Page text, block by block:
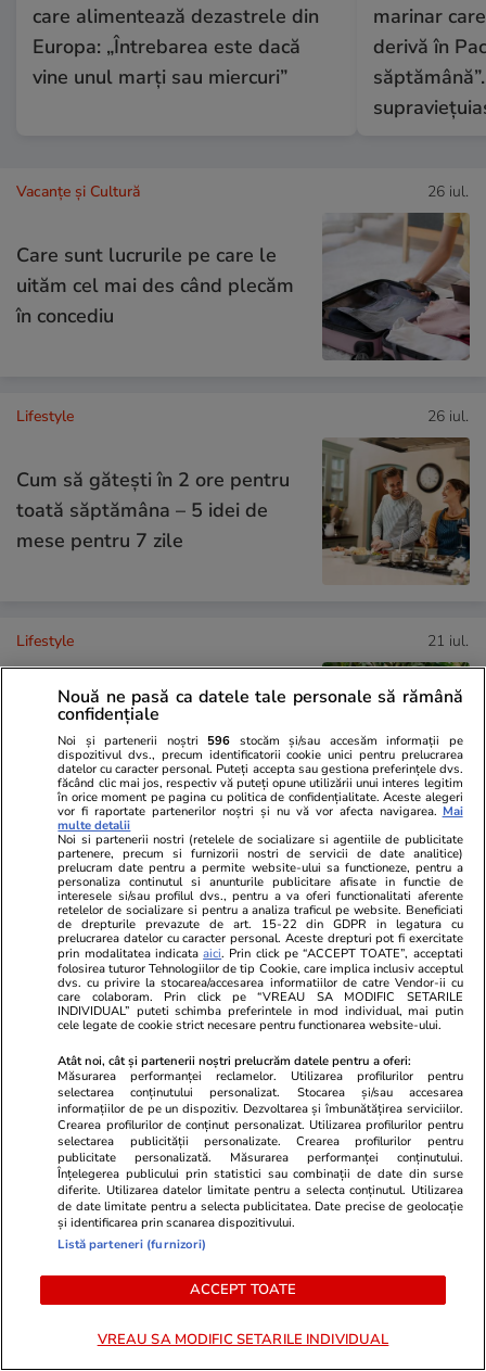
care alimentează dezastrele din
Europa: „Întrebarea este dacă
vine unul marți sau miercuri”
marinar
derivă în
Vacanțe și Cultură 26 iul.
Care sunt lucrurile pe care le
uităm cel mai des când plecăm
în concediu
Lifestyle 26 iul.
Cum să gătești în 2 ore pentru
toată săptămâna – 5 idei de
mese pentru 7 zile
Lifestyle 21 iul.
Ghidul udării corecte pe timp de
caniculă: când, cât şi cum udăm
plantele
Lifestyle 15 iul.
Combinaţii răcoritoare de apă
cu fructe şi plante aromatice
pentru vară
Știri România 27 iul.
Radu Miruță anunță că una
dintre dronele care au intrat în
spațiul aerian al României era
rusească. Originea celorlalte
două este încă verificată
Europa riscă să rămână fără
Nouă ne pasă ca datele tale personale să rămână
confidențiale
Noi și partenerii noștri 596 stocăm și/sau accesăm informații pe
dispozitivul dvs., precum identificatorii cookie unici pentru prelucrarea
datelor cu caracter personal. Puteți accepta sau gestiona preferințele dvs.
făcând clic mai jos, respectiv vă puteți opune utilizării unui interes legitim
în orice moment pe pagina cu politica de confidențialitate. Aceste alegeri
vor fi raportate partenerilor noștri și nu vă vor afecta navigarea. Mai
multe detalii
Noi si partenerii nostri (retelele de socializare si agentiile de publicitate
partenere, precum si furnizorii nostri de servicii de date analitice)
prelucram date pentru a permite website-ului sa functioneze, pentru a
personaliza continutul si anunturile publicitare afisate in functie de
interesele si/sau profilul dvs., pentru a va oferi functionalitati aferente
retelelor de socializare si pentru a analiza traficul pe website. Beneficiati
de drepturile prevazute de art. 15-22 din GDPR in legatura cu
prelucrarea datelor cu caracter personal. Aceste drepturi pot fi exercitate
prin modalitatea indicataaici. Prin click pe “ACCEPT TOATE”, acceptati
folosirea tuturor Tehnologiilor de tip Cookie, care implica inclusiv acceptul
dvs. cu privire la stocarea/accesarea informatiilor de catre Vendor-ii cu
care colaboram. Prin click pe “VREAU SA MODIFIC SETARILE
INDIVIDUAL” puteti schimba preferintele in mod individual, mai putin
cele legate de cookie strict necesare pentru functionarea website-ului.
Atât noi, cât și partenerii noștri prelucrăm datele pentru a oferi:
Măsurarea performanței reclamelor. Utilizarea profilurilor pentru
selectarea conținutului personalizat. Stocarea și/sau accesarea
informațiilor de pe un dispozitiv. Dezvoltarea și îmbunătățirea serviciilor.
Crearea profilurilor de conținut personalizat. Utilizarea profilurilor pentru
selectarea publicității personalizate. Crearea profilurilor pentru
publicitate personalizată. Măsurarea performanței conținutului.
Înțelegerea publicului prin statistici sau combinații de date din surse
diferite. Utilizarea datelor limitate pentru a selecta conținutul. Utilizarea
de date limitate pentru a selecta publicitatea. Date precise de geolocație
și identificarea prin scanarea dispozitivului.
Listă parteneri (furnizori)
ACCEPT TOATE
VREAU SA MODIFIC SETARILE INDIVIDUAL